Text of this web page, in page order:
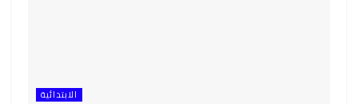
الابتدائية